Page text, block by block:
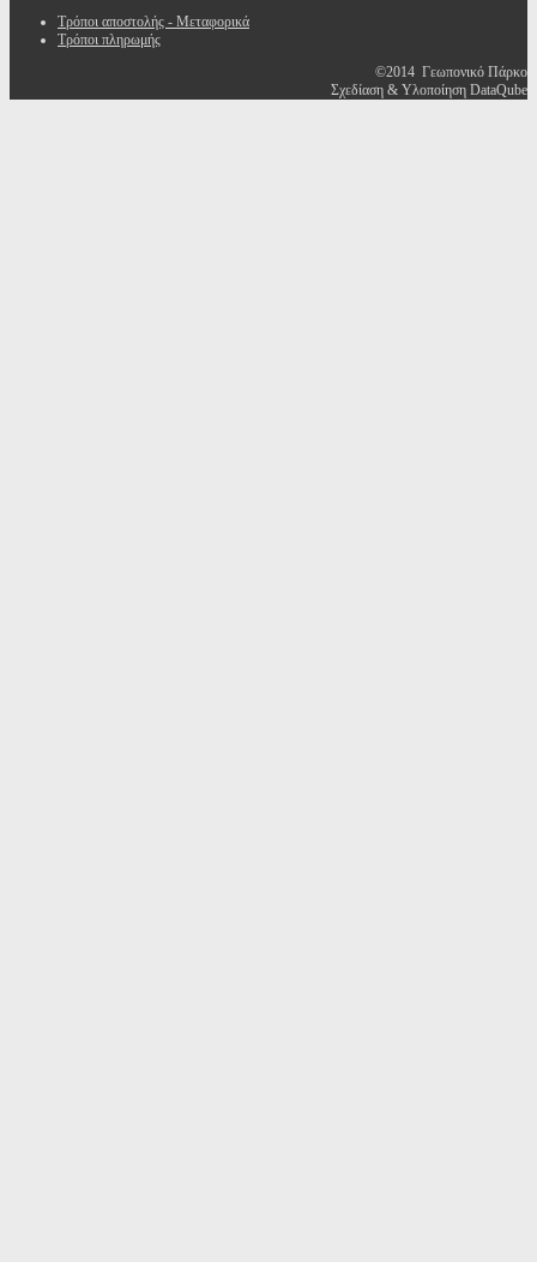
Τρόποι αποστολής - Μεταφορικά
Τρόποι πληρωμής
©2014 Γεωπονικό Πάρκο
Σχεδίαση & Υλοποίηση DataQube